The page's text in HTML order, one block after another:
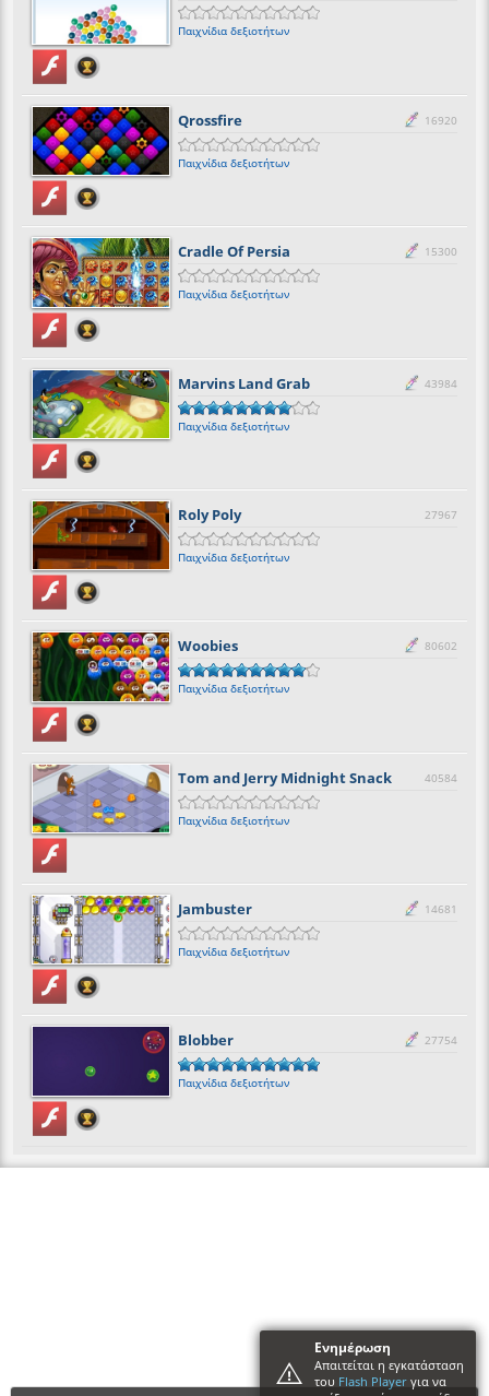
Παιχνίδια δεξιοτήτων
Qrossfire 16920
Παιχνίδια δεξιοτήτων
Cradle Of Persia 15300
Παιχνίδια δεξιοτήτων
Marvins Land Grab 43984
Παιχνίδια δεξιοτήτων
Roly Poly 27967
Παιχνίδια δεξιοτήτων
Woobies 80602
Παιχνίδια δεξιοτήτων
Tom and Jerry Midnight Snack 40584
Παιχνίδια δεξιοτήτων
Jambuster 14681
Παιχνίδια δεξιοτήτων
Blobber 27754
Παιχνίδια δεξιοτήτων
Ενημέρωση
Απαιτείται η εγκατάσταση
του Flash Player για να